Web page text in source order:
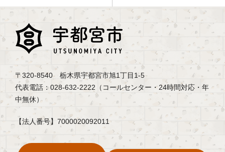
〒320-8540 栃木県宇都宮市旭1丁目1-5
代表電話：028-632-2222（コールセンター・24時間対応・年
中無休）
【法人番号】7000020092011